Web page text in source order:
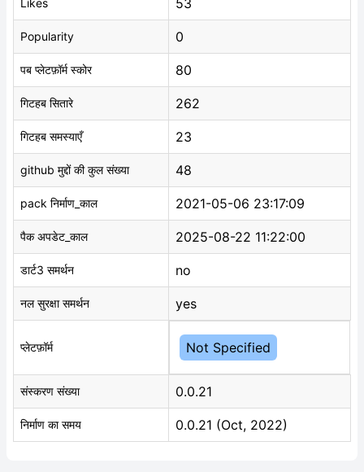
Likes 53
Popularity 0
पब प्लेटफ़ॉर्म स्कोर 80
गिटहब सितारे 262
गिटहब समस्याएँ 23
github मुद्दों की कुल संख्या 48
pack निर्माण_काल 2021-05-06 23:17:09
पैक अपडेट_काल 2025-08-22 11:22:00
डार्ट3 समर्थन no
नल सुरक्षा समर्थन yes
प्लेटफ़ॉर्म Not Specified
संस्करण संख्या 0.0.21
निर्माण का समय 0.0.21 (Oct, 2022)